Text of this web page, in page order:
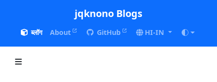
jqknono Blogs
ब्लॉग About GitHub HI-IN